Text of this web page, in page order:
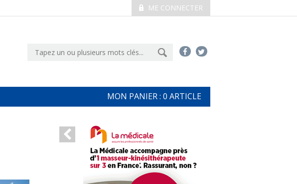
ME CONNECTER
MON PANIER : 0 ARTICLE